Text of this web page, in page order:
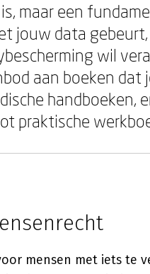
maar een
jouw data
wil
aan boeken dat
handboeken,
praktische
mensen met iets te